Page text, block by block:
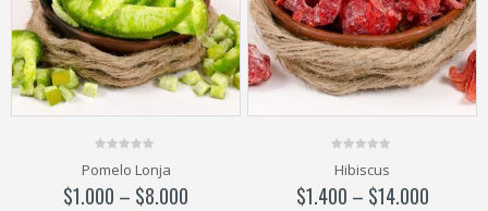
out
of
Pomelo Lonja
$1.000 – $8.000
out
of
Hibiscus
$1.400 – $14.000